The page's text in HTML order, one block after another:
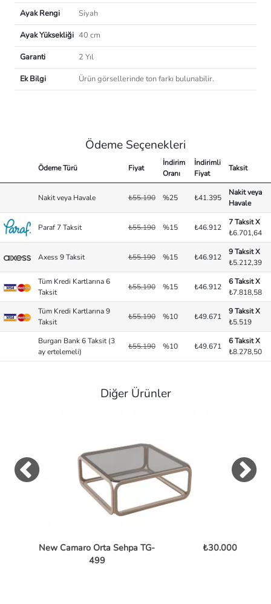
Ayak Rengi
Siyah
Ayak Yüksekliği 40 cm
Garanti
2 Yıl
Ek Bilgi
Ürün görsellerinde ton farkı bulunabilir.
Ödeme Seçenekleri
Ödeme Türü Fiyat
İndirim
Oranı
İndirimli
Fiyat
Taksit
Nakit veya Havale ₺55.190 %25 ₺41.395
Nakit veya
Havale
Paraf 7 Taksit ₺55.190 %15 ₺46.912
7 Taksit X
₺6.701,64
Axess 9 Taksit ₺55.190 %15 ₺46.912
9 Taksit X
₺5.212,39
Tüm Kredi Kartlarına 6
Taksit
₺55.190 %15 ₺46.912
6 Taksit X
₺7.818,58
Tüm Kredi Kartlarına 9
Taksit
₺55.190 %10 ₺49.671
9 Taksit X
₺5.519
Burgan Bank 6 Taksit (3
ay ertelemeli)
₺55.190 %10 ₺49.671
6 Taksit X
₺8.278,50
Diğer Ürünler
New Camaro Orta Sehpa TG-
499
₺30.000